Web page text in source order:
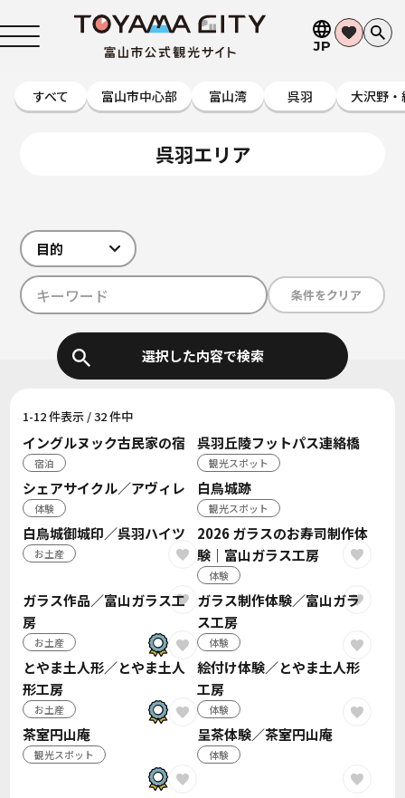
JP
呉羽エリア
すべて 富山市中心部 富山湾 呉羽 大沢野・
目的
条件をクリア
選択した内容で検索
1-12 件表示 / 32 件中
イングルヌック古民家の宿
宿泊
呉羽丘陵フットパス連絡橋
観光スポット
シェアサイクル／アヴィレ
体験
白鳥城跡
観光スポット
白鳥城御城印／呉羽ハイツ
お土産
2026 ガラスのお寿司制作体
験｜富山ガラス工房
体験
ガラス作品／富山ガラス工
房
お土産
ガラス制作体験／富山ガラ
ス工房
体験
とやま土人形／とやま土人
形工房
お土産
絵付け体験／とやま土人形
工房
体験
茶室円山庵
観光スポット
呈茶体験／茶室円山庵
体験